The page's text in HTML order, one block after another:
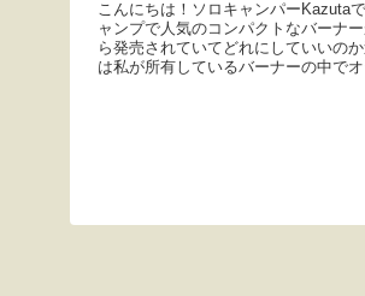
こんにちは！ソロキャンパーKazuta
ャンプで人気のコンパクトなバーナ
ら発売されていてどれにしていいの
は私が所有しているバーナーの中で